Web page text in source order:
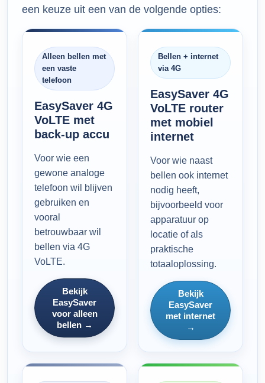
een keuze uit een van de volgende opties:
Alleen bellen met
een vaste
telefoon
EasySaver 4G
VoLTE met
back-up accu
Voor wie een
gewone analoge
telefoon wil blijven
gebruiken en
vooral
betrouwbaar wil
bellen via 4G
VoLTE.
Bekijk
EasySaver
voor alleen
bellen →
Bellen + internet
via 4G
EasySaver 4G
VoLTE router
met mobiel
internet
Voor wie naast
bellen ook internet
nodig heeft,
bijvoorbeeld voor
apparatuur op
locatie of als
praktische
totaaloplossing.
Bekijk
EasySaver
met internet
→